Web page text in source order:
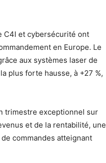
C4I et cybersécurité ont
en Europe. Le
aux systèmes laser de
plus forte hausse, à +27 %,
trimestre exceptionnel sur
et de la rentabilité, une
commandes atteignant